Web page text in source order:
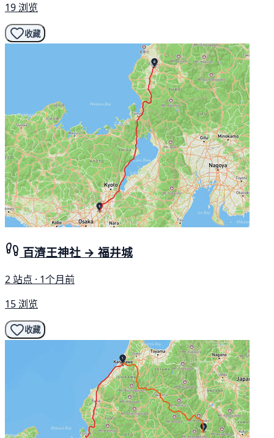
19 浏览
收藏
百濟王神社 → 福井城
2 站点 · 1个月前
15 浏览
收藏